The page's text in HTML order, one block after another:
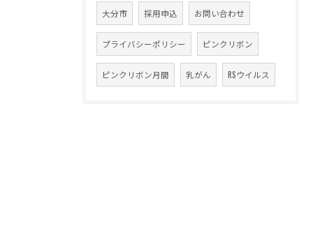
大分市 採用申込 お問い合わせ
プライバシーポリシー ピンクリボン
ピンクリボン月間 乳がん RSウイルス